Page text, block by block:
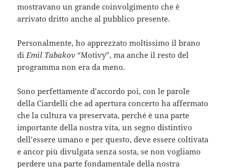
mostravano un grande coinvolgimento che è
arrivato dritto anche al pubblico presente.
Personalmente, ho apprezzato moltissimo il brano
di Emil Tabakov “Motivy”, ma anche il resto del
programma non era da meno.
Sono perfettamente d’accordo poi, con le parole
della Ciardelli che ad apertura concerto ha affermato
che la cultura va preservata, perché è una parte
importante della nostra vita, un segno distintivo
dell’essere umano e per questo, deve essere coltivata
e ancor più divulgata senza sosta, se non vogliamo
perdere una parte fondamentale della nostra